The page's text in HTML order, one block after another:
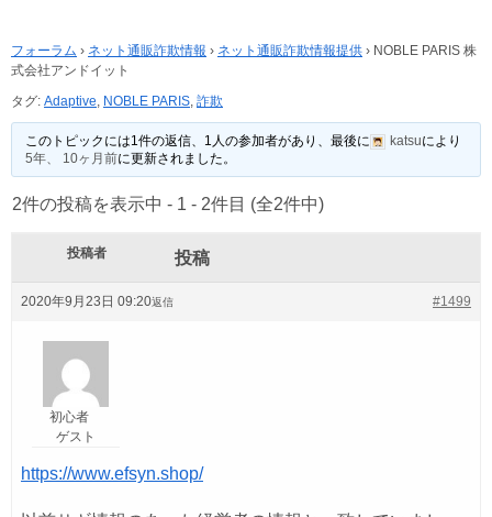
フォーラム › ネット通販詐欺情報 › ネット通販詐欺情報提供 › NOBLE PARIS 株
式会社アンドイット
タグ: Adaptive, NOBLE PARIS, 詐欺
このトピックには1件の返信、1人の参加者があり、最後に katsuにより
5年、 10ヶ月前に更新されました。
2件の投稿を表示中 - 1 - 2件目 (全2件中)
投稿者 投稿
2020年9月23日 09:20 #1499
返信
初心者
ゲスト
https://www.efsyn.shop/